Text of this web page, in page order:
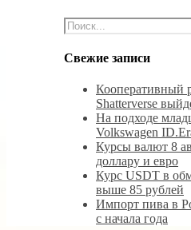
Свежие записи
Кооперативный
Shatterverse
На подходе
Volkswagen
Курсы валют 8
доллару и евро
Курс USDT в
выше 85 рублей
Импорт пива в
с начала года